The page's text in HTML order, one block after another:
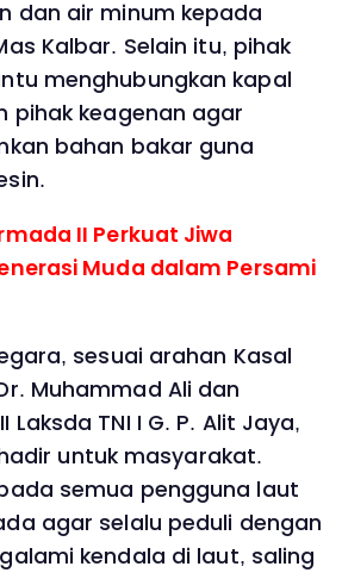
dan air minum kepada
Kalbar. Selain itu, pihak
menghubungkan kapal
pihak keagenan agar
bahan bakar guna
II Perkuat Jiwa
Muda dalam Persami
sesuai arahan Kasal
Muhammad Ali dan
Laksda TNI I G. P. Alit Jaya,
hadir untuk masyarakat.
semua pengguna laut
agar selalu peduli dengan
kendala di laut, saling